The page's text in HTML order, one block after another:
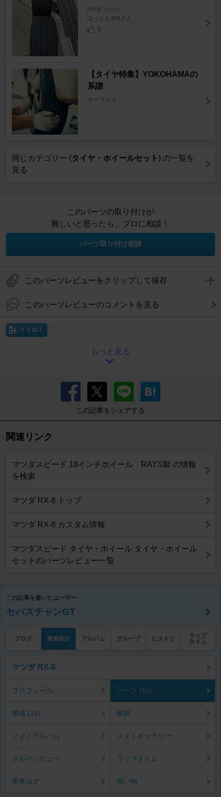
RX-8 [SE3P]
ほっくん@8さん
6
【タイヤ特集】YOKOHAMAの
系譜
カーライフ
同じカテゴリー (タイヤ・ホイールセット) の一覧を
見る
このパーツの取り付けが
難しいと思ったら、プロに相談！
パーツ取り付け相談
このパーツレビューをクリップして保存
このパーツレビューのコメントを見る
イイね！
もっと見る
この記事をシェアする
関連リンク
マツダスピード 18インチホイール RAYS製 の情報
を検索
マツダ RX-8 トップ
マツダ RX-8 カスタム情報
マツダスピード タイヤ・ホイール タイヤ・ホイール
セットのパーツレビュー一覧
この記事を書いたユーザー
セバスチャンGT
ブログ 愛車紹介 アルバム グループ ヒストリ
ラップ
タイム
マツダ RX-8
プロフィール パーツ (15)
整備 (16) 燃費
フォトアルバム フォトギャラリー
クルマレビュー ラップタイム
愛車ログ 買い物